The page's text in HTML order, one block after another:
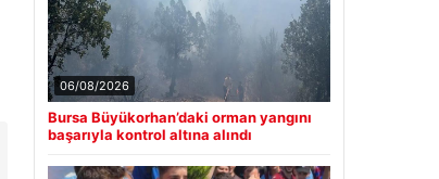
06/08/2026
Bursa Büyükorhan’daki orman yangını
başarıyla kontrol altına alındı